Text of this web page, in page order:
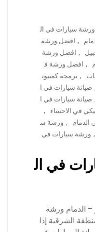
سيارات في ال
, افضل ورشة
, افضل ورشة
, افضل ورشة ف
, برمجة كمبيوت
, صيانة سيارات في ا
, صيانة سيارات في ا
في الاحساء
,
الدمام , ورشة س
, ورشة سيارات في
في ال
الدمام ورشة
الشرقية إذا